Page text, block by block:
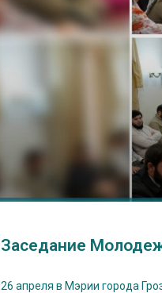
Заседание
26 апреля в Мэрии города